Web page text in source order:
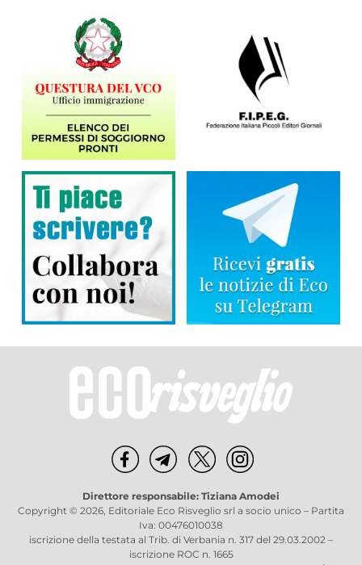
Direttore responsabile: Tiziana Amodei
Copyright © 2026, Editoriale Eco Risveglio srl a socio unico – Partita
Iva: 00476010038
iscrizione della testata al Trib. di Verbania n. 317 del 29.03.2002 –
iscrizione ROC n. 1665